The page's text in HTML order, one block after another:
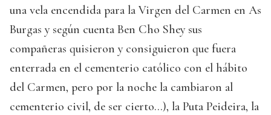
una vela encendida para la Virgen del Carmen en As
Burgas y según cuenta Ben Cho Shey sus
compañeras quisieron y consiguieron que fuera
enterrada en el cementerio católico con el hábito
del Carmen, pero por la noche la cambiaron al
cementerio civil, de ser cierto…), la Puta Peideira, la